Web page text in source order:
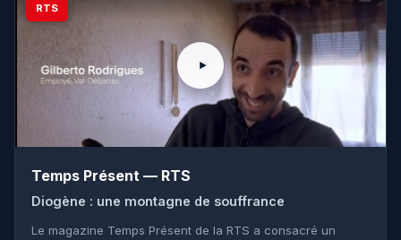
RTS
Temps Présent — RTS
Diogène : une montagne de souffrance
Le magazine Temps Présent de la RTS a consacré un